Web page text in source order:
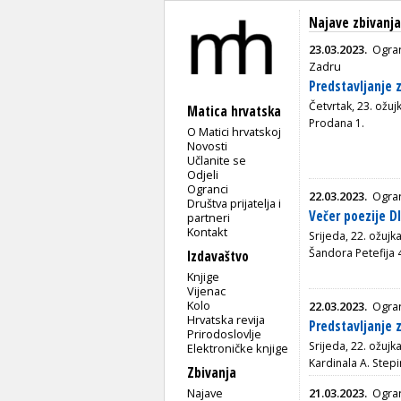
Matica hrvatska
O Matici hrvatskoj
Novosti
Učlanite se
Odjeli
Ogranci
Društva prijatelja i
partneri
Kontakt
Izdavaštvo
Knjige
Vijenac
Kolo
Hrvatska revija
Prirodoslovlje
Elektroničke knjige
Zbivanja
Najave
Najave
23.03.2023.
Zadru
Predstavljanje
Četvrtak, 23.
Prodana 1.
22.03.2023.
Večer poezije
Srijeda, 22. ožujka
Šandora Petefija
22.03.2023.
Predstavljanje
Srijeda, 22.
Kardinala A.
21.03.2023.